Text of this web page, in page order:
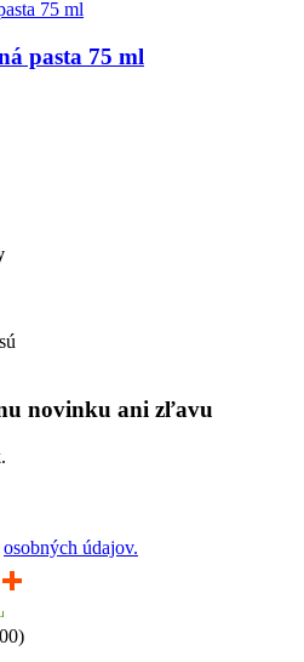
pasta 75 ml
sú
novinku ani zľavu
osobných údajov.